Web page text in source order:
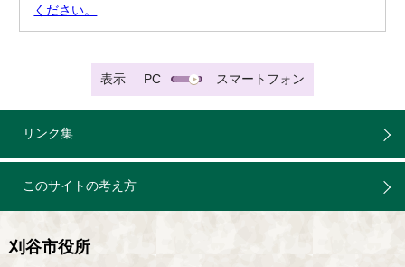
ください。
表示 PC スマートフォン
リンク集
このサイトの考え方
刈谷市役所